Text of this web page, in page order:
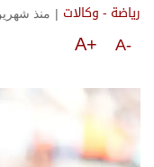
رياضة - وكالات | منذ
A-
A+